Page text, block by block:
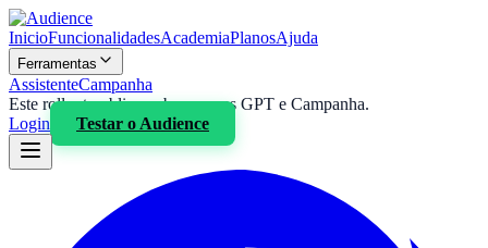
InicioFuncionalidadesAcademiaPlanosAjuda
Ferramentas
AssistenteCampanha
Este rollout publico cobre apenas GPT e Campanha.
Login
Testar o Audience